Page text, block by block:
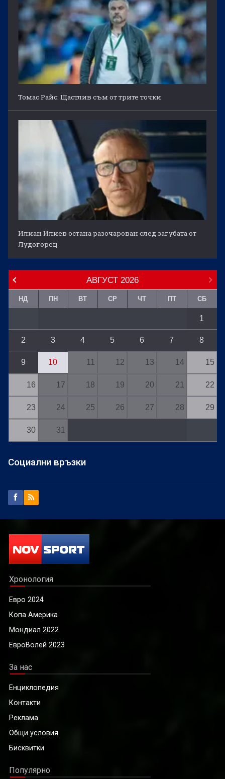
Томас Райс: Щастлив съм от трите точки
Илиан Илиев остана разочарован след загубата от
Лудогорец
АВГУСТ 2026
НД ПН ВТ СР ЧТ ПТ СБ
1
2 3 4 5 6 7 8
9 10 11 12 13 14 15
16 17 18 19 20 21 22
23 24 25 26 27 28 29
30 31
Социални връзки
Хронология
Евро 2024
Копа Америка
Мондиал 2022
ЕвроВолей 2023
За нас
Енциклопедия
Контакти
Реклама
Общи условия
Бисквитки
Популярно